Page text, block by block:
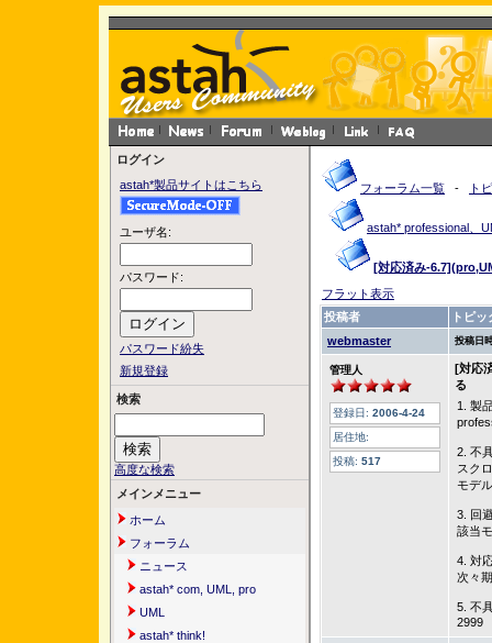
ログイン
astah*製品サイトはこちら
ユーザ名:
パスワード:
パスワード紛失
新規登録
検索
高度な検索
メインメニュー
ホーム
フォーラム
ニュース
astah* com, UML, pro
UML
astah* think!
フォーラム一覧 - ト
astah* professional、
[対応済み-
フラット表示
投稿者
トピッ
webmaster
投稿日
管理人
登録日: 2006-4-24
居住地:
投稿: 517
[対応
る
1. 製
2. 不
スク
モデ
3. 回
該当
4. 対
次々
5. 不
2999